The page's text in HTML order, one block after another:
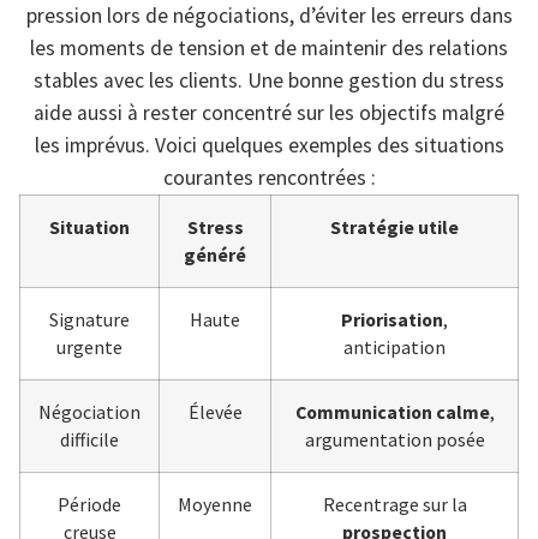
pression lors de négociations, d’éviter les erreurs dans
les moments de tension et de maintenir des relations
stables avec les clients. Une bonne gestion du stress
aide aussi à rester concentré sur les objectifs malgré
les imprévus. Voici quelques exemples des situations
courantes rencontrées :
Situation
Stress
généré
Stratégie utile
Signature
urgente
Haute Priorisation,
anticipation
Négociation
difficile
Élevée Communication calme,
argumentation posée
Période
creuse
Moyenne
Recentrage sur la
prospection